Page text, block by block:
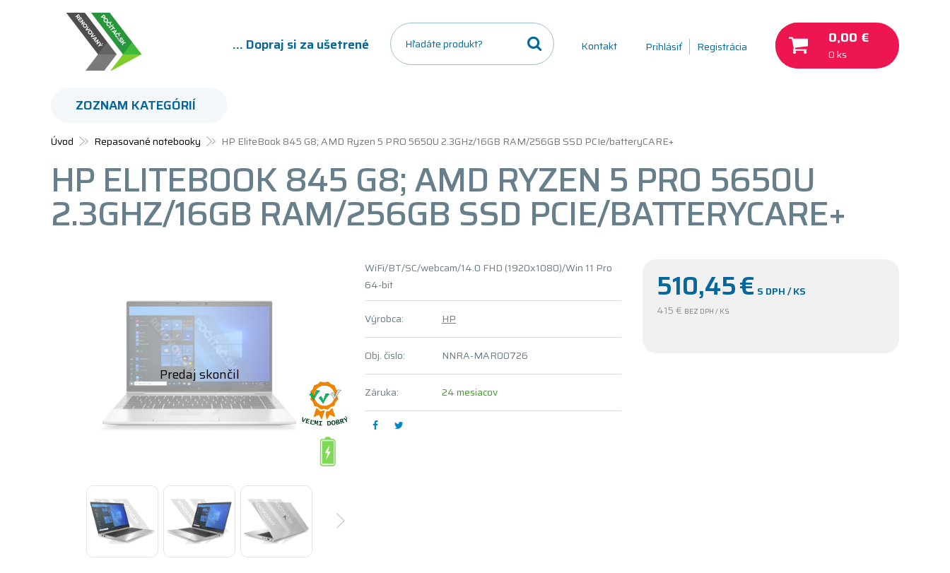
... Dopraj si za ušetrené Prihlásiť Registrácia 0,00 €
0 ks
Kontakt
Úvod Repasované notebooky HP EliteBook 845 G8; AMD Ryzen 5 PRO 5650U 2.3GHz/16GB RAM/256GB SSD PCIe/batteryCARE+
HP ELITEBOOK 845 G8; AMD RYZEN 5 PRO 5650U
2.3GHZ/16GB RAM/256GB SSD PCIE/BATTERYCARE+
510,45€ S DPH / KS
415 € BEZ DPH / KS
WiFi/BT/SC/webcam/14.0 FHD (1920x1080)/Win 11 Pro
64-bit
Výrobca: HP
Obj. čislo: NNRA-MAR00726
Záruka: 24 mesiacov
ZOZNAM KATEGÓRIÍ